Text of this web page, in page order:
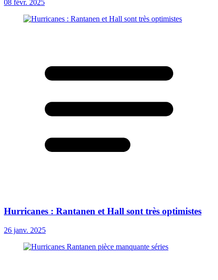
08 févr. 2025
Hurricanes : Rantanen et Hall sont très optimistes
26 janv. 2025